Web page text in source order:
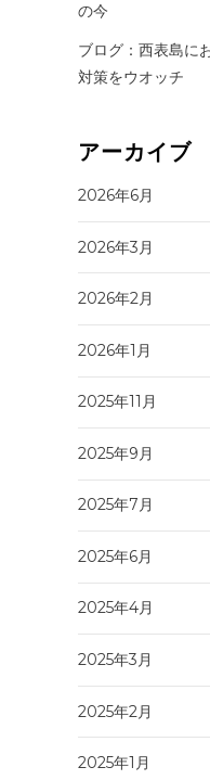
の今
ブログ：西表島に
対策をウオッチ
アーカイブ
2026年6月
2026年3月
2026年2月
2026年1月
2025年11月
2025年9月
2025年7月
2025年6月
2025年4月
2025年3月
2025年2月
2025年1月